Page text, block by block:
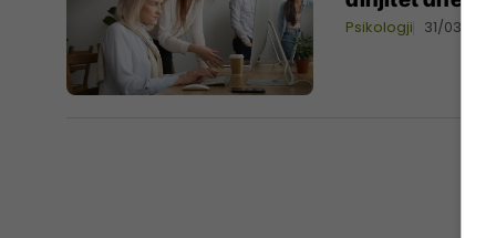
Psikologji 31/03/2026